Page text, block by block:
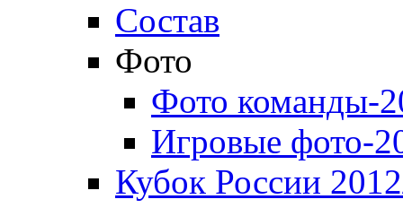
Состав
Фото
Фото команды-
Игровые фото-
Кубок России